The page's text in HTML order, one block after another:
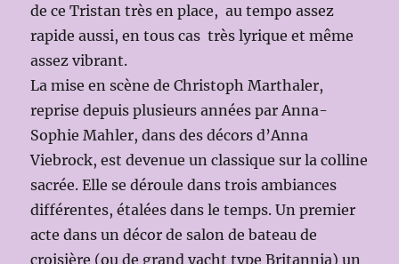
de ce Tristan très en place, au tempo assez
rapide aussi, en tous cas très lyrique et même
assez vibrant.
La mise en scène de Christoph Marthaler,
reprise depuis plusieurs années par Anna-
Sophie Mahler, dans des décors d’Anna
Viebrock, est devenue un classique sur la colline
sacrée. Elle se déroule dans trois ambiances
différentes, étalées dans le temps. Un premier
acte dans un décor de salon de bateau de
croisière (ou de grand yacht type Britannia) un